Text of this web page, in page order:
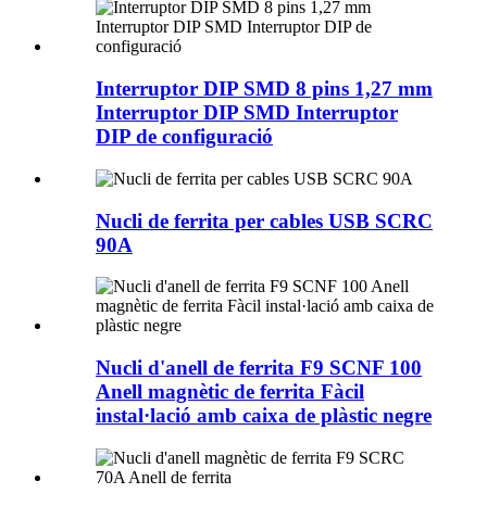
Interruptor DIP SMD 8 pins 1,27 mm
Interruptor DIP SMD Interruptor
DIP de configuració
Nucli de ferrita per cables USB SCRC
90A
Nucli d'anell de ferrita F9 SCNF 100
Anell magnètic de ferrita Fàcil
instal·lació amb caixa de plàstic negre